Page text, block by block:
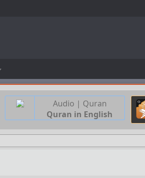
Audio | Quran
Quran in English